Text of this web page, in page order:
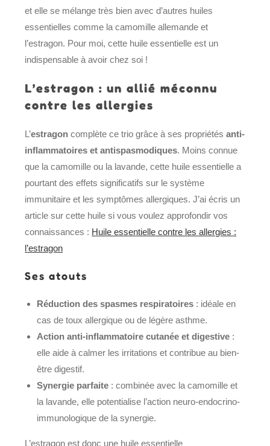
et elle se mélange très bien avec d’autres huiles
essentielles comme la camomille allemande et
l’estragon. Pour moi, cette huile essentielle est un
indispensable à avoir chez soi !
L’estragon : un allié méconnu
contre les allergies
L’estragon complète ce trio grâce à ses propriétésanti-
inflammatoires et antispasmodiques. Moins connue
que la camomille ou la lavande, cette huile essentielle a
pourtant des effets significatifs sur le système
immunitaire et les symptômes allergiques. J’ai écris un
article sur cette huile si vous voulez approfondir vos
connaissances : Huile essentielle contre les allergies :
l’estragon
Ses atouts
Réduction des spasmes respiratoires : idéale en
cas de toux allergique ou de légère asthme.
Action anti-inflammatoire cutanée et digestive :
elle aide à calmer les irritations et contribue au bien-
être digestif.
Synergie parfaite : combinée avec la camomille et
la lavande, elle potentialise l’action neuro-endocrino-
immunologique de la synergie.
L’estragon est donc une huile essentielle